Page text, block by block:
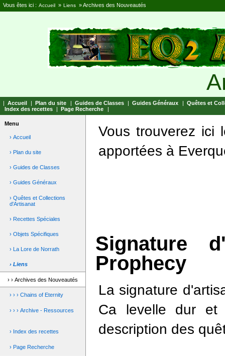
Vous êtes ici : Accueil » Liens »Archives des Nouveautés
| Accueil | Plan du site | Guides de Classes | Guides Généraux | Quêtes et
Index des recettes
| Page Recherche |
Menu
› Accueil
› Plan du site
› Guides de Classes
› Guides Généraux
› Quêtes et Collections
d'Artisanat
› Recettes Spéciales
› Objets Spécifiques
› La Lore de Norrath
› Liens
› › Archives des Nouveautés
› › › Chains of Eternity
› › › Archive - Ressources
› Index des recettes
› Page Recherche
Vous trouverez ici
apportées à
Signature
Prophecy
La signature
Ca levelle dur et
description des